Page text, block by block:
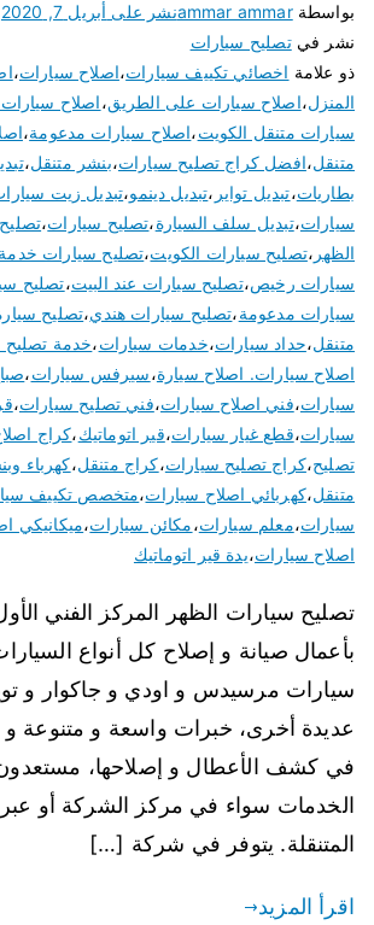
بواسطةammar ammarنشر على أبريل 7, 2020
نشر فيتصليح سيارات
ذو علامة اخصائي تكييف سيارات،اصلاح سيارات،
المنزل،اصلاح سيارات على الطريق،اصلاح
سيارات متنقل الكويت،اصلاح سيارات مدعومة،
متنقل،افضل كراج تصليح سيارات،بنشر متنقل،
بطاريات،تبديل تواير ،تبديل دينمو،تبديل زيت
سيارات،تبديل سلف السيارة،تصليح سيارات،
الظهر ،تصليح سيارات الكويت،تصليح سيارات
سيارات رخيص،تصليح سيارات عند البيت،تصليح
سيارات مدعومة،تصليح سيارات هندي،تصليح
متنقل،حداد سيارات،خدمات سيارات،خدمة
اصلاح سيارات. اصلاح سيارة،سيرفس سيارات،
سيارات،فني اصلاح سيارات،فني تصليح سيارات،
سيارات،قطع غيار سيارات،قير اتوماتيك،كراج
تصليح،كراج تصليح سيارات،كراج متنقل،كهرباء
متنقل،كهربائي اصلاح سيارات،متخصص تكييف
سيارات،معلم سيارات،مكائن سيارات،ميكانيكي
اصلاح سيارات،يدة قير اتوماتيك
تصليح سيارات الظهر المركز الفني
بأعمال صيانة و إصلاح كل أنواع
سيارات مرسيدس و اودي و جاكوار و
عديدة أخرى، خبرات واسعة و متنوعة و
في كشف الأعطال و إصلاحها، مستعدون
الخدمات سواء في مركز الشركة أو عبر
المتنقلة. يتوفر في شركة […]
اقرأ المزيد